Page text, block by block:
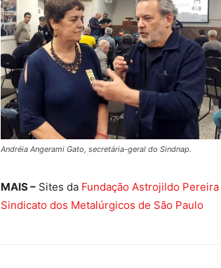
Andréia Angerami Gato, secretária-geral do Sindnap.
MAIS – Sites da Fundação Astrojildo Pereira
Sindicato dos Metalúrgicos de São Paulo